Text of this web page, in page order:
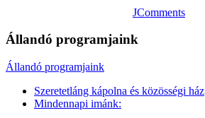
JComments
Állandó programjaink
Állandó programjaink
Szeretetláng kápolna és közösségi ház
Mindennapi imánk: